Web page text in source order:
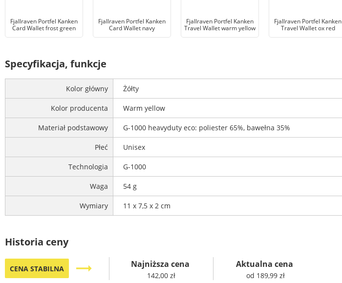
Fjallraven Portfel Kanken
Card Wallet frost green
Fjallraven Portfel Kanken
Card Wallet navy
Fjallraven Portfel Kanken
Travel Wallet warm yellow
Fjallraven Portfel Kanken
Travel Wallet ox red
Specyfikacja, funkcje
Kolor główny Żółty
Kolor producenta Warm yellow
Materiał podstawowy G-1000 heavyduty eco: poliester 65%, bawełna 35%
Płeć Unisex
Technologia G-1000
Waga 54 g
Wymiary 11 x 7,5 x 2 cm
Historia ceny
CENA STABILNA trending_flat Najniższa cena
142,00 zł
Aktualna cena
od 189,99 zł